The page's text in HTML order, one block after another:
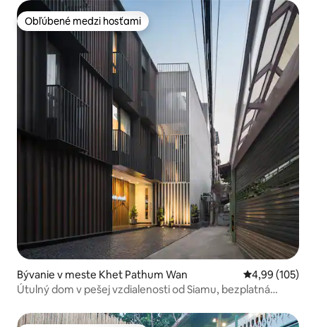
Obľúbené medzi hosťami
Obľúbené medzi hosťami
Bývanie v meste Khet Pathum Wan Priemerné
4,99 (105)
Útulný dom v pešej vzdialenosti od Siamu, bezplatná